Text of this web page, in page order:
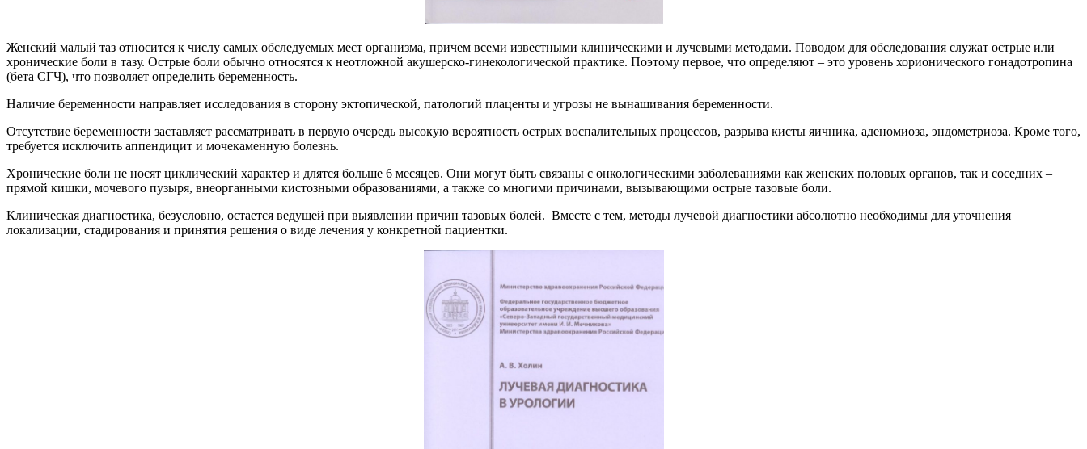
Женский малый таз относится к числу самых обследуемых мест организма, причем всеми известными клиническими и лучевыми методами. Поводом для обследования служат острые или
хронические боли в тазу. Острые боли обычно относятся к неотложной акушерско-гинекологической практике. Поэтому первое, что определяют – это уровень хорионического гонадотропина
(бета СГЧ), что позволяет определить беременность.
Наличие беременности направляет исследования в сторону эктопической, патологий плаценты и угрозы не вынашивания беременности.
Отсутствие беременности заставляет рассматривать в первую очередь высокую вероятность острых воспалительных процессов, разрыва кисты яичника, аденомиоза, эндометриоза. Кроме того,
требуется исключить аппендицит и мочекаменную болезнь.
Хронические боли не носят циклический характер и длятся больше 6 месяцев. Они могут быть связаны с онкологическими заболеваниями как женских половых органов, так и соседних –
прямой кишки, мочевого пузыря, внеорганными кистозными образованиями, а также со многими причинами, вызывающими острые тазовые боли.
Клиническая диагностика, безусловно, остается ведущей при выявлении причин тазовых болей. Вместе с тем, методы лучевой диагностики абсолютно необходимы для уточнения
локализации, стадирования и принятия решения о виде лечения у конкретной пациентки.